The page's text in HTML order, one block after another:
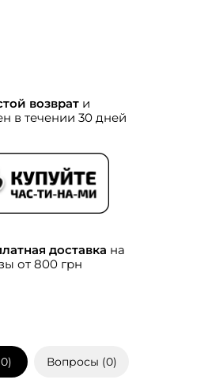
возврати
в течении 30 дней
доставка на
от 800 грн
0) Вопросы (0)